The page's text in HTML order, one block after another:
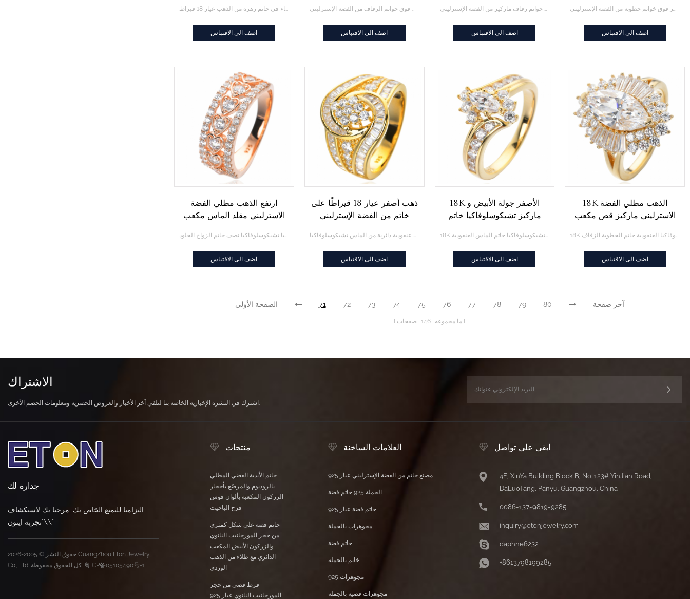
خاتم الماس العنقودية للنساء في خاتم زهرة من الذهب عيار 18 قيراط
اضف الى الاقتباس
زركون أبيض مكعب من الذهب الوردي فوق خواتم الزفاف من الفضة الإسترليني
اضف الى الاقتباس
زركونيا بيضاء مكعب ذهب أصفر فوق خواتم زفاف ماركيز من الفضة الإسترليني
اضف الى الاقتباس
الإسترليني
أبيض ماركيز زركونيا مكعب مرصع حجر صغير ذهب أصفر فوق خواتم خطوبة من الفضة الإسترليني
اضف الى الاقتباس
ارتفع الذهب مطلي الفضة
الاسترليني مقلد الماس مكعب
خاتم الزواج الخلود
اضف الى الاقتباس
ذهب أصفر عيار 18 قيراطًا على
خاتم من الفضة الإسترليني
دائرية من الماس تشيكوسلوفاكيا
اضف الى الاقتباس
18K الأصفر جولة الأبيض و
ماركيز تشيكوسلوفاكيا خاتم
18K الأصفر جولة الأبيض و ماركيز تشيكوسلوفاكيا خاتم الماس العنقودية
اضف الى الاقتباس
18K الذهب مطلي الفضة
الاسترليني ماركيز قص مكعب
خاتم الخطوبة الزفاف
اضف الى الاقتباس
الصفحة الأولى 71 72 73 74 75 76 77 78 79 80 آخر صفحة
ما مجموعه 146 صفحات
الاشتراك
منتجات
خاتم الأبدية الفضي المطلي
بالروديوم والمرصّع بأحجار
الزركون المكعبة بألوان قوس
قزح الباجيت
خاتم فضة على شكل كمثرى
من حجر المورجانيت النانوي
والزركون الأبيض المكعب
الدائري مع طلاء من الذهب
الوردي
قرط فضي من حجر
المورجانيت النانوي عيار 925
العلامات الساخنة
مصنع خاتم من الفضة الإسترليني عيار 925
الجملة 925 خاتم فضة
خاتم فضة عيار 925
مجوهرات بالجملة
خاتم فضة
خاتم بالجملة
مجوهرات 925
مجوهرات فضية بالجملة
ابقى على تواصل
4F, XinYa Building Block B, No. 123# YinJian Road,
DaLuoTang, Panyu, Guangzhou, China
0086-137-9819-9285
inquiry@etonjewelry.com
daphne6232
+8613798199285
جدارة لك
التزامنا للتمتع الخاص بك. مرحبا بك لاستكشاف
\"تجربة ايتون\"
حقوق النشر © 2005-2026 GuangZhou Eton Jewelry
粤ICP备05105490号-1